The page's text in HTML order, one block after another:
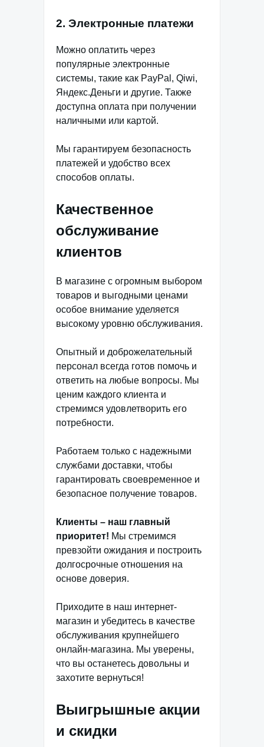
2. Электронные платежи
Можно оплатить через
популярные электронные
системы, такие как PayPal, Qiwi,
Яндекс.Деньги и другие. Также
доступна оплата при получении
наличными или картой.
Мы гарантируем безопасность
платежей и удобство всех
способов оплаты.
Качественное
обслуживание
клиентов
В магазине с огромным выбором
товаров и выгодными ценами
особое внимание уделяется
высокому уровню обслуживания.
Опытный и доброжелательный
персонал всегда готов помочь и
ответить на любые вопросы. Мы
ценим каждого клиента и
стремимся удовлетворить его
потребности.
Работаем только с надежными
службами доставки, чтобы
гарантировать своевременное и
безопасное получение товаров.
Клиенты – наш главный
приоритет! Мы стремимся
превзойти ожидания и построить
долгосрочные отношения на
основе доверия.
Приходите в наш интернет-
магазин и убедитесь в качестве
обслуживания крупнейшего
онлайн-магазина. Мы уверены,
что вы останетесь довольны и
захотите вернуться!
Выигрышные акции
и скидки